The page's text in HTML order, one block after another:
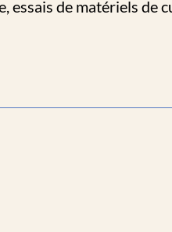
de matériels de